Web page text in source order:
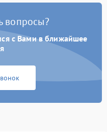
вопросы?
с Вами в ближайшее